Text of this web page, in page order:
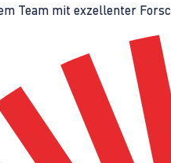
Team mit exzellenter